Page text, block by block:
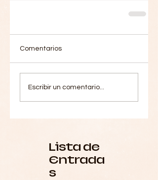
Comentarios
Escribir un comentario...
Lista de
Entrada
s